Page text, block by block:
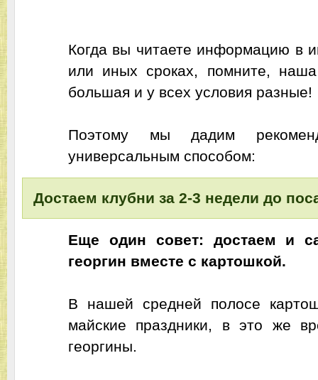
Когда вы читаете информацию в
или иных сроках, помните,
большая и у всех условия разные!
Поэтому мы дадим
универсальным способом:
Достаем клубни за 2-3 недели до
Еще один совет: достаем и
георгин вместе с картошкой.
В нашей средней полосе
майские праздники, в это же
георгины.